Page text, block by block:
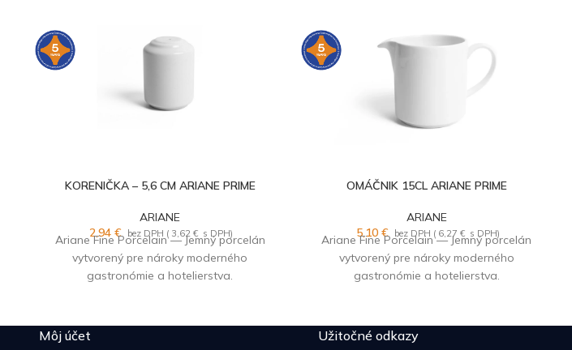
KORENIČKA – 5,6 CM ARIANE PRIME
ARIANE
2,94€ bez DPH ( 3,62€ s DPH)
Ariane Fine Porcelain — Jemný porcelán
vytvorený pre nároky moderného
gastronómie a hotelierstva.
OMÁČNIK 15CL ARIANE PRIME
ARIANE
5,10 € bez DPH ( 6,27 € s DPH)
Ariane Fine Porcelain — Jemný porcelán
vytvorený pre nároky moderného
gastronómie a hotelierstva.
Môj účet Užitočné odkazy